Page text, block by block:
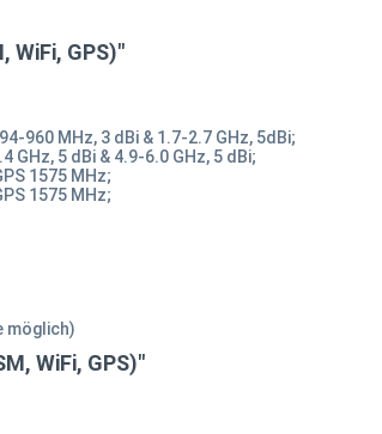
WiFi, GPS)"
960 MHz, 3 dBi & 1.7-2.7 GHz, 5dBi;
GHz, 5 dBi & 4.9-6.0 GHz, 5 dBi;
1575 MHz;
1575 MHz;
möglich)
WiFi, GPS)"